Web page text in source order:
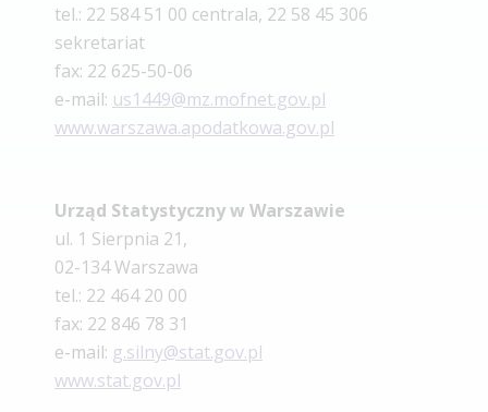
tel.: 22 584 51 00 centrala, 22 58 45 306
sekretariat
fax: 22 625-50-06
e-mail: us1449@mz.mofnet.gov.pl
www.warszawa.apodatkowa.gov.pl
Urząd Statystyczny w Warszawie
ul. 1 Sierpnia 21,
02-134 Warszawa
tel.: 22 464 20 00
fax: 22 846 78 31
e-mail: g.silny@stat.gov.pl
www.stat.gov.pl